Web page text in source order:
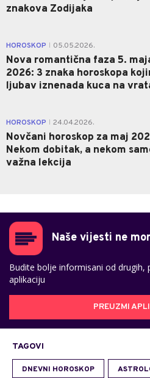
znakova Zodijaka
HOROSKOP 05.05.2026.
Nova romantična faza 5.
2026: 3 znaka horoskopa
ljubav iznenada kuca na
HOROSKOP 24.04.2026.
Novčani horoskop za maj
Nekom dobitak, a nekom
važna lekcija
Naše vijesti ne
Budite bolje informisani od drugih,
aplikaciju
PREUZMI
TAGOVI
DNEVNI HOROSKOP